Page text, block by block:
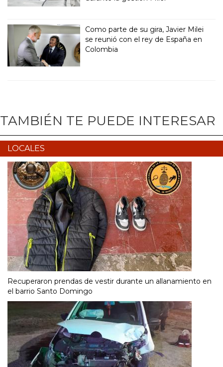
Como parte de su gira, Javier Milei
se reunió con el rey de España en
Colombia
TAMBIÉN TE PUEDE INTERESAR
LOCALES
Recuperaron prendas de vestir durante un allanamiento en
el barrio Santo Domingo